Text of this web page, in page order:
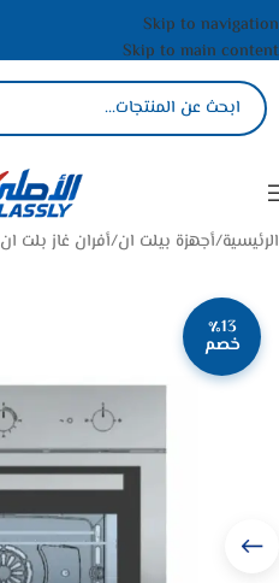
Skip to navigation
Skip to main content
الرئيسية/أجهزة بيلت ان/أفران غاز بلت ان
٪13
خصم